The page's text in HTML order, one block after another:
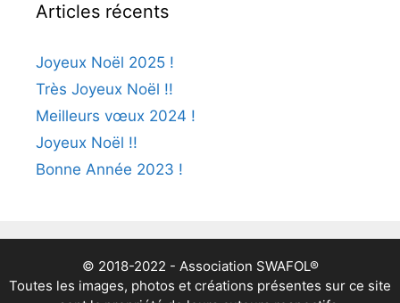
Articles récents
Joyeux Noël 2025 !
Très Joyeux Noël !!
Meilleurs vœux 2024 !
Joyeux Noël !!
Bonne Année 2023 !
© 2018-2022 - Association SWAFOL®
Toutes les images, photos et créations présentes sur ce site